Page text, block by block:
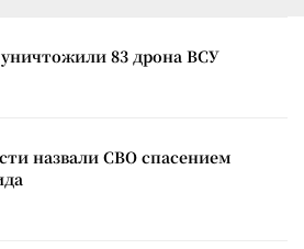
83 дрона ВСУ
назвали СВО спасением